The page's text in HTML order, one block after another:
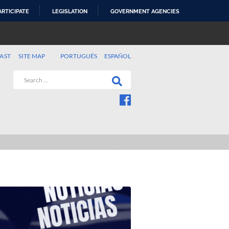
LEGISLATION GOVERNMENT AGENCIES
PORTUGUÊS ESPAÑOL
SITE MAP